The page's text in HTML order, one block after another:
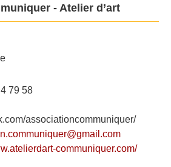
- Atelier d’art
79 58
associationcommuniquer/
communiquer.com/